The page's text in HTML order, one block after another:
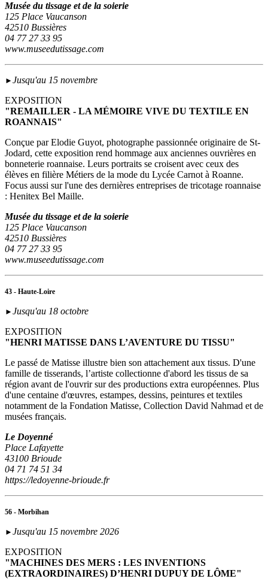
Musée du tissage et de la soierie
125 Place Vaucanson
42510 Bussières
04 77 27 33 95
www.museedutissage.com
► Jusqu'au 15 novembre
EXPOSITION
"REMAILLER - LA MÉMOIRE VIVE DU TEXTILE EN
ROANNAIS"
Conçue par Elodie Guyot, photographe passionnée originaire de St-
Jodard, cette exposition rend hommage aux anciennes ouvrières en
bonneterie roannaise. Leurs portraits se croisent avec ceux des
élèves en filière Métiers de la mode du Lycée Carnot à Roanne.
Focus aussi sur l'une des dernières entreprises de tricotage roannaise
: Henitex Bel Maille.
Musée du tissage et de la soierie
125 Place Vaucanson
42510 Bussières
04 77 27 33 95
www.museedutissage.com
43 - Haute-Loire
► Jusqu'au 18 octobre
EXPOSITION
"HENRI MATISSE DANS L’AVENTURE DU TISSU"
Le passé de Matisse illustre bien son attachement aux tissus. D'une
famille de tisserands, l’artiste collectionne d'abord les tissus de sa
région avant de l'ouvrir sur des productions extra européennes. Plus
d'une centaine d'œuvres, estampes, dessins, peintures et textiles
notamment de la Fondation Matisse, Collection David Nahmad et de
musées français.
Le Doyenné
Place Lafayette
43100 Brioude
04 71 74 51 34
https://ledoyenne-brioude.fr
56 - Morbihan
► Jusqu'au 15 novembre 2026
EXPOSITION
"MACHINES DES MERS : LES INVENTIONS
(EXTRAORDINAIRES) D’HENRI DUPUY DE LÔME"